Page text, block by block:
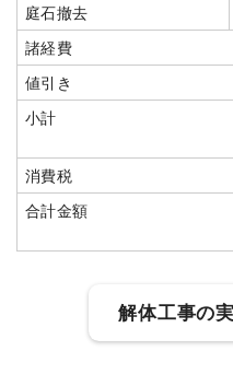
合計金額
室内残置物撤去
フェンス撤去
外構撤去
諸経費
値引き
小計
庭石撤去
諸経費
値引き
小計
消費税
合計金額
解体工事の